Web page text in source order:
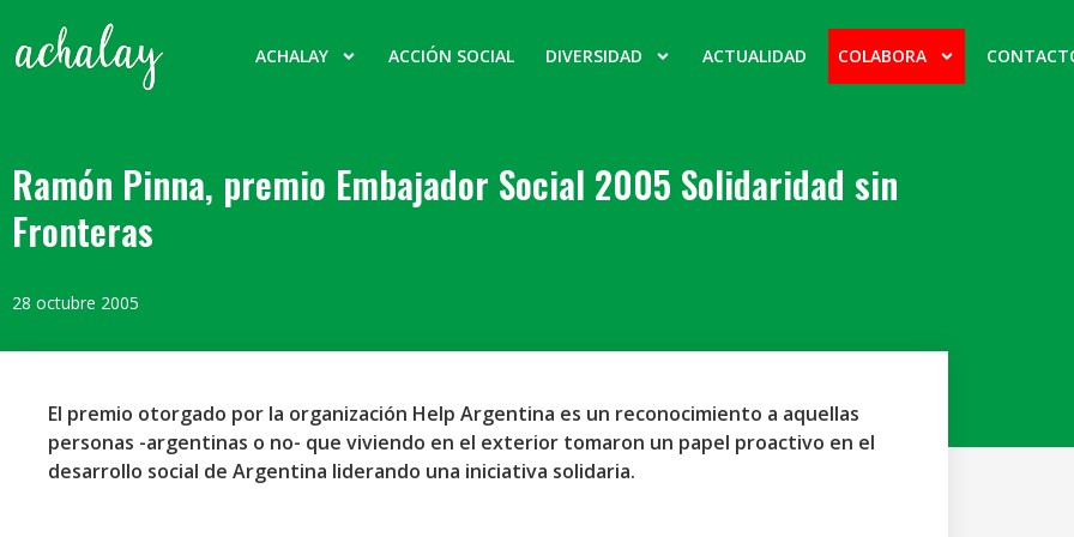
ACHALAY ACCIÓN SOCIAL DIVERSIDAD ACTUALIDAD COLABORA
Ramón Pinna, premio Embajador Social 2005 Solidaridad sin
Fronteras
28 octubre 2005
El premio otorgado por la organización Help Argentina es un reconocimiento a aquellas
personas -argentinas o no- que viviendo en el exterior tomaron un papel proactivo en el
desarrollo social de Argentina liderando una iniciativa solidaria.